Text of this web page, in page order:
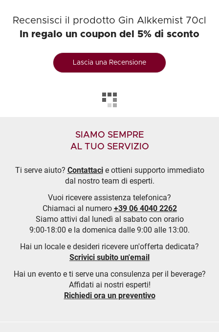
Recensisci il prodotto Gin Alkkemist 70cl
In regalo un coupon del 5% di sconto
Lascia una Recensione
SIAMO SEMPRE
AL TUO SERVIZIO
Ti serve aiuto? Contattacie ottieni supporto immediato
dal nostro team di esperti.
Vuoi ricevere assistenza telefonica?
Chiamaci al numero +39 06 4040 2262
Siamo attivi dal lunedì al sabato con orario
9:00-18:00 e la domenica dalle 9:00 alle 13:00.
Hai un locale e desideri ricevere un'offerta dedicata?
Scrivici subito un'email
Hai un evento e ti serve una consulenza per il beverage?
Affidati ai nostri esperti!
Richiedi ora un preventivo